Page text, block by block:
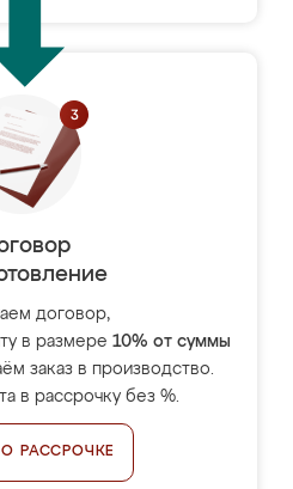
договор,
в размере 10% от суммы
заказ в производство.
в рассрочку без %.
РАССРОЧКЕ